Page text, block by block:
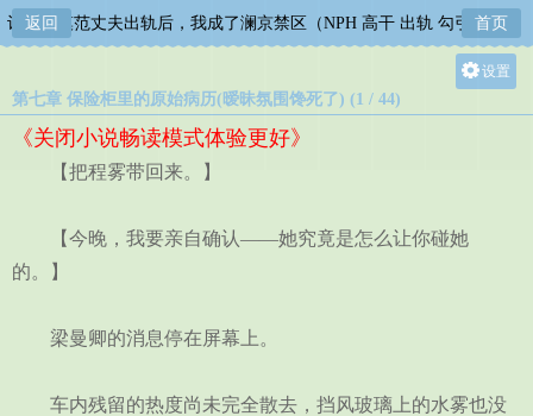
返回
让四位模范丈夫出轨后，我成了澜京禁区（NPH 高干 出轨 勾引 系统）
首页
设置
第七章 保险柜里的原始病历(暧昧氛围馋死了) (1 / 44)
《关闭小说畅读模式体验更好》
【把程雾带回来。】
【今晚，我要亲自确认——她究竟是怎么让你碰她
的。】
梁曼卿的消息停在屏幕上。
车内残留的热度尚未完全散去，挡风玻璃上的水雾也没